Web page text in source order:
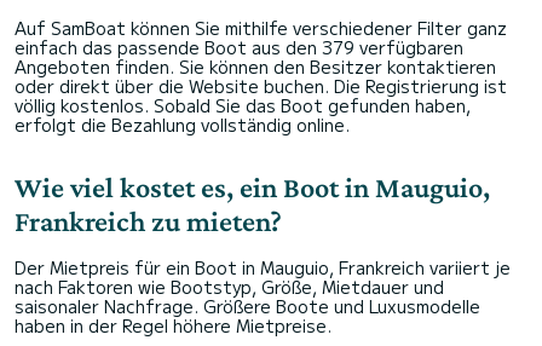
Auf SamBoat können Sie mithilfe verschiedener Filter ganz
einfach das passende Boot aus den 379 verfügbaren
Angeboten finden. Sie können den Besitzer kontaktieren
oder direkt über die Website buchen. Die Registrierung ist
völlig kostenlos. Sobald Sie das Boot gefunden haben,
erfolgt die Bezahlung vollständig online.
Wie viel kostet es, ein Boot in Mauguio,
Frankreich zu mieten?
Der Mietpreis für ein Boot in Mauguio, Frankreich variiert je
nach Faktoren wie Bootstyp, Größe, Mietdauer und
saisonaler Nachfrage. Größere Boote und Luxusmodelle
haben in der Regel höhere Mietpreise.